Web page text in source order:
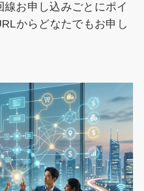
お申し込みごとにポイ
からどなたでもお申し